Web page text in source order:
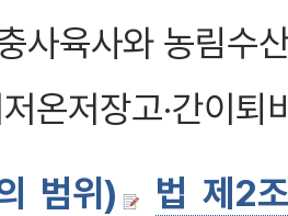
사육사와 농림수
온저장고·간이
범위)
법 제2